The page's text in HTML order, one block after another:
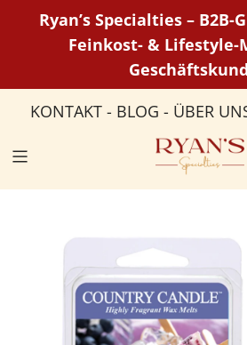
c
Ryan’s Specialties –
Feinkost- &
KONTAKT - BLOG - ÜBER